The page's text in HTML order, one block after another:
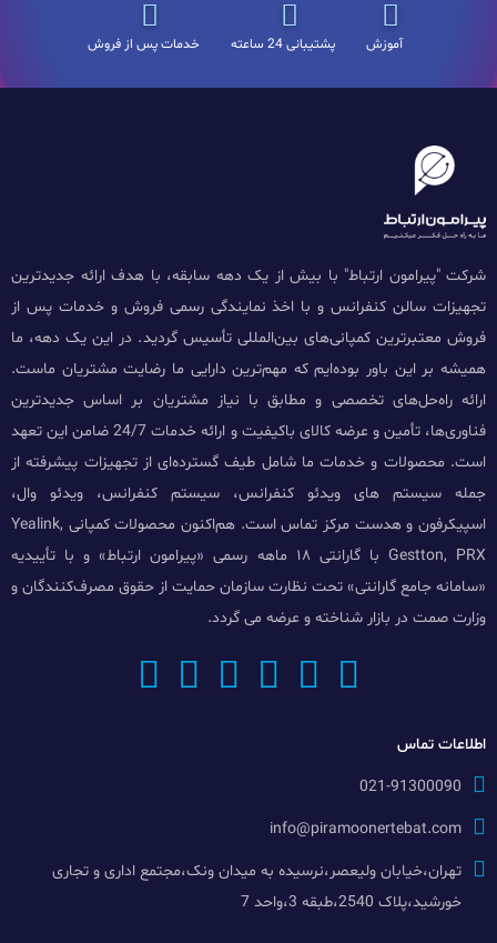
آموزش پشتیبانی 24 ساعته خدمات پس از فروش
شرکت "پیرامون ارتباط" با بیش از یک دهه سابقه، با هدف ارائه جدیدترین
تجهیزات سالن کنفرانس و با اخذ نمایندگی رسمی فروش و خدمات پس از
فروش معتبرترین کمپانی‌های بین‌المللی تأسیس گردید. در این یک دهه، ما
همیشه بر این باور بوده‌ایم که مهم‌ترین دارایی ما رضایت مشتریان ماست.
ارائه راه‌حل‌های تخصصی و مطابق با نیاز مشتریان بر اساس جدیدترین
فناوری‌ها، تأمین و عرضه کالای باکیفیت و ارائه خدمات 24/7 ضامن این تعهد
است. محصولات و خدمات ما شامل طیف گسترده‌ای از تجهیزات پیشرفته از
جمله سیستم های ویدئو کنفرانس، سیستم کنفرانس، ویدئو وال،
اسپیکرفون و هدست مرکز تماس است. هم‌اکنون محصولات کمپانی Yealink,
Gestton, PRX با گارانتی ۱۸ ماهه رسمی «پیرامون ارتباط» و با تأییدیه
«سامانه جامع گارانتی» تحت نظارت سازمان حمایت از حقوق مصرف‌کنندگان و
وزارت صمت در بازار شناخته و عرضه می گردد.
اطلاعات تماس
021-91300090
info@piramoonertebat.com
تهران،خیابان ولیعصر،نرسیده به میدان ونک،مجتمع اداری و تجاری
خورشید،پلاک 2540،طبقه 3،واحد 7